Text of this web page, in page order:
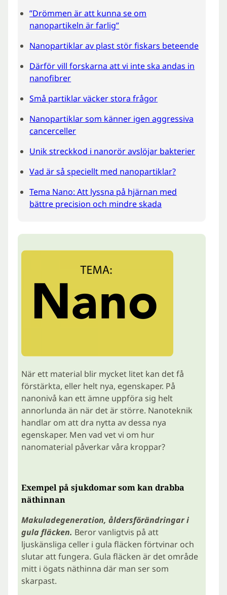
”Drömmen är att kunna se om
nanopartikeln är farlig”
Nanopartiklar av plast stör fiskars beteende
Därför vill forskarna att vi inte ska andas in
nanofibrer
Små partiklar väcker stora frågor
Nanopartiklar som känner igen aggressiva
cancerceller
Unik streckkod i nanorör avslöjar bakterier
Vad är så speciellt med nanopartiklar?
Tema Nano: Att lyssna på hjärnan med
bättre precision och mindre skada
När ett material blir mycket litet kan det få
förstärkta, eller helt nya, egenskaper. På
nanonivå kan ett ämne uppföra sig helt
annorlunda än när det är större. Nanoteknik
handlar om att dra nytta av dessa nya
egenskaper. Men vad vet vi om hur
nanomaterial påverkar våra kroppar?
Exempel på sjukdomar som kan drabba
näthinnan
Makuladegeneration, åldersförändringar i
gula fläcken. Beror vanligtvis på att
ljuskänsliga celler i gula fläcken förtvinar och
slutar att fungera. Gula fläcken är det område
mitt i ögats näthinna där man ser som
skarpast.